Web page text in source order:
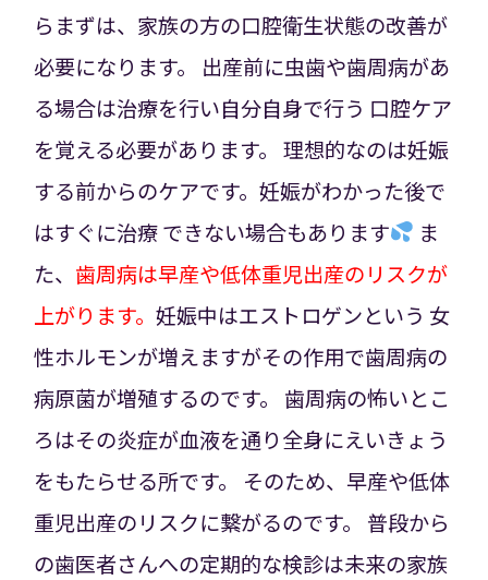
らまずは、家族の方の口腔衛生状態の改善が
必要になります。
出産前に虫歯や歯周病があ
る場合は治療を行い自分自身で行う 口腔ケア
を覚える必要があります。 理想的なのは妊娠
する前からのケアです。妊娠がわかった後で
はすぐに治療できない場合もあります
ま
た、 歯周病は早産や低体重児出産のリスクが
上がります。妊娠中はエストロゲンという 女
性ホルモンが増えますがその作用で歯周病の
病原菌が増殖するのです。
歯周病の怖いとこ
ろはその炎症が血液を通り全身にえいきょう
をもたらせる所です。
そのため、早産や低体
重児出産のリスクに繋がるのです。
普段から
の歯医者さんへの定期的な検診は未来の家族